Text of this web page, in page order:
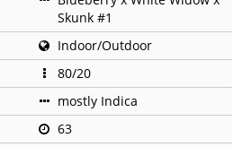
Skunk #1
Indoor/Outdoor
80/20
mostly Indica
63